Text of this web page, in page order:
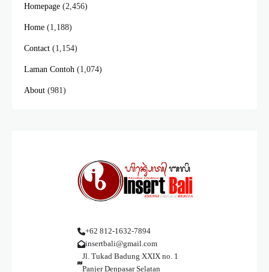
Homepage (2,456)
Home (1,188)
Contact (1,154)
Laman Contoh (1,074)
About (981)
+62 812-1632-7894
insertbali@gmail.com
Jl. Tukad Badung XXIX no. 1
Panjer Denpasar Selatan